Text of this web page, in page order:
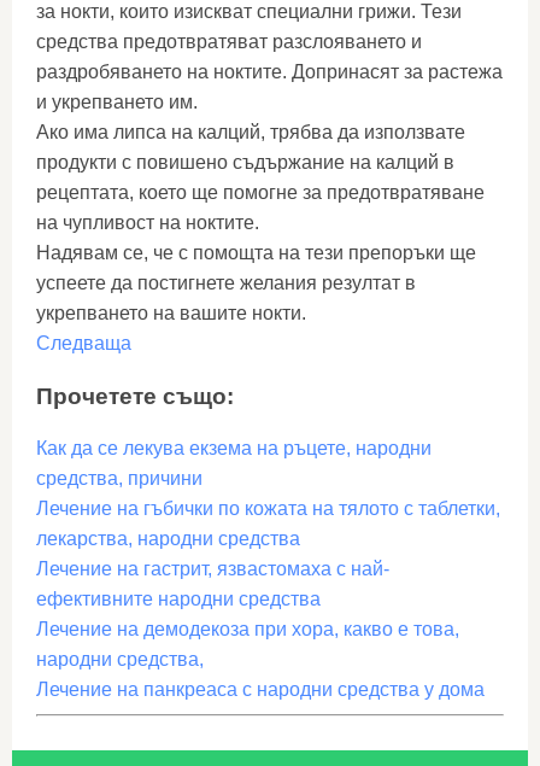
за нокти, които изискват специални грижи. Тези
средства предотвратяват разслояването и
раздробяването на ноктите. Допринасят за растежа
и укрепването им.
Ако има липса на калций, трябва да използвате
продукти с повишено съдържание на калций в
рецептата, което ще помогне за предотвратяване
на чупливост на ноктите.
Надявам се, че с помощта на тези препоръки ще
успеете да постигнете желания резултат в
укрепването на вашите нокти.
Следваща
Прочетете също:
Как да се лекува екзема на ръцете, народни
средства, причини
Лечение на гъбички по кожата на тялото с таблетки,
лекарства, народни средства
Лечение на гастрит, язвастомаха с най-
ефективните народни средства
Лечение на демодекоза при хора, какво е това,
народни средства,
Лечение на панкреаса с народни средства у дома